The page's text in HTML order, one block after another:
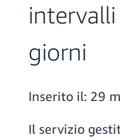
giorni
Inserito il: 29
Il servizio